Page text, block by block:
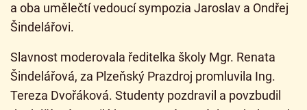
a oba umělečtí vedoucí sympozia Jaroslav a Ondřej
Šindelářovi.
Slavnost moderovala ředitelka školy Mgr. Renata
Šindelářová, za Plzeňský Prazdroj promluvila Ing.
Tereza Dvořáková. Studenty pozdravil a povzbudil